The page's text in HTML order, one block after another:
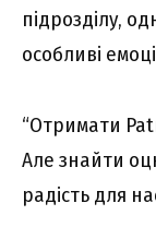
підрозділу,
особливі
“Отримати
Але знайти
радість для